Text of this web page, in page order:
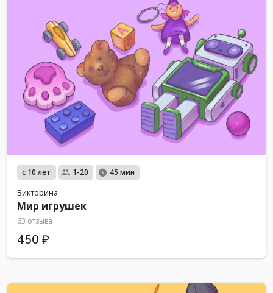
с 10 лет 1-20 45 мин
Викторина
Мир игрушек
63 отзыва
450 ₽